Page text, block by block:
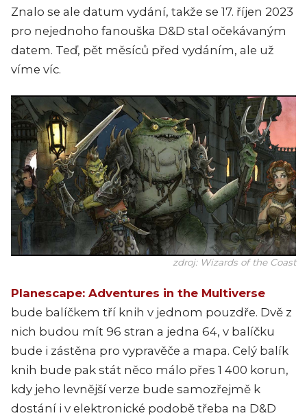
Znalo se ale datum vydání, takže se 17. říjen 2023
pro nejednoho fanouška D&D stal očekávaným
datem. Teď, pět měsíců před vydáním, ale už
víme víc.
zdroj: Wizards of the Coast
Planescape: Adventures in the Multiverse
bude balíčkem tří knih v jednom pouzdře. Dvě z
nich budou mít 96 stran a jedna 64, v balíčku
bude i zástěna pro vypravěče a mapa. Celý balík
knih bude pak stát něco málo přes 1 400 korun,
kdy jeho levnější verze bude samozřejmě k
dostání i v elektronické podobě třeba na D&D